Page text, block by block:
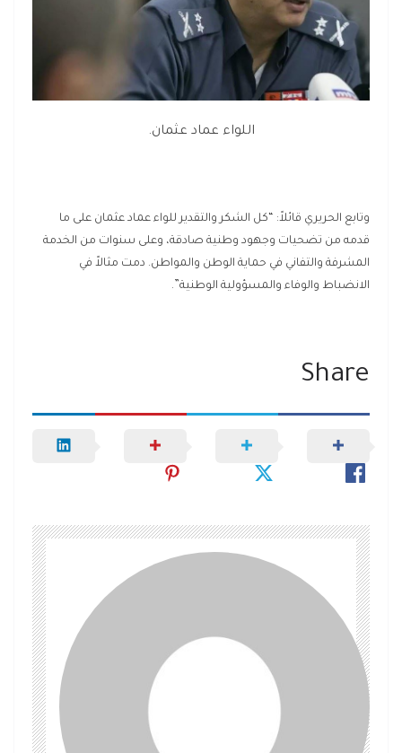
اللواء عماد عثمان.
وتابع الحريري قائلاً: “كل الشكر والتقدير للواء عماد عثمان على ما
قدمه من تضحيات وجهود وطنية صادقة، وعلى سنوات من الخدمة
المشرفة والتفاني في حماية الوطن والمواطن. دمت مثالاً في
الانضباط والوفاء والمسؤولية الوطنية”.
Share